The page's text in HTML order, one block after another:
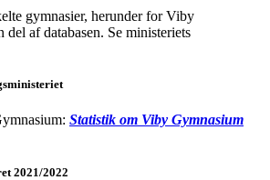
gymnasier, herunder for Viby
del af databasen. Se ministeriets
Statistik om Viby Gymnasium
2021/2022